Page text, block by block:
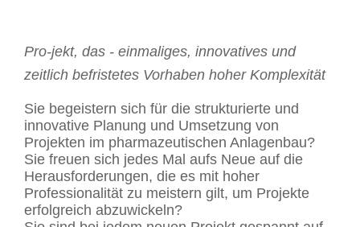
Pro-jekt, das - einmaliges, innovatives und
zeitlich befristetes Vorhaben hoher Komplexität
Sie begeistern sich für die strukturierte und
innovative Planung und Umsetzung von
Projekten im pharmazeutischen Anlagenbau?
Sie freuen sich jedes Mal aufs Neue auf die
Herausforderungen, die es mit hoher
Professionalität zu meistern gilt, um Projekte
erfolgreich abzuwickeln?